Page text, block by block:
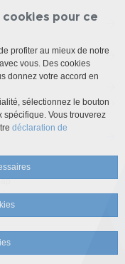
pour ce
profiter au mieux de notre
vous. Des cookies
donnez votre accord en
sélectionnez le bouton
spécifique. Vous trouverez
déclaration de